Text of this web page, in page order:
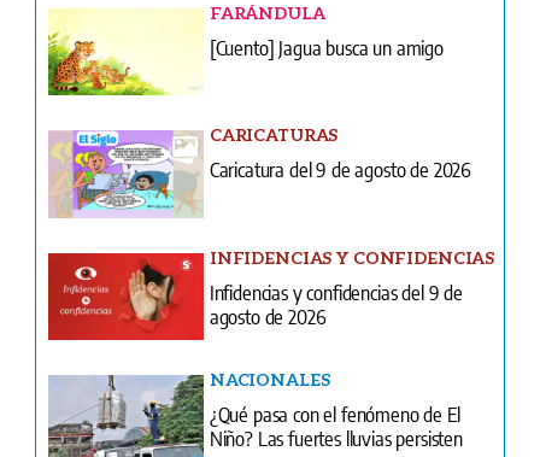
FARÁNDULA
[Cuento] Jagua busca un amigo
CARICATURAS
Caricatura del 9 de agosto de 2026
INFIDENCIAS Y CONFIDENCIAS
Infidencias y confidencias del 9 de
agosto de 2026
NACIONALES
¿Qué pasa con el fenómeno de El
Niño? Las fuertes lluvias persisten